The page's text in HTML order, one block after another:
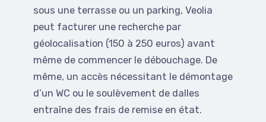
sous une terrasse ou un parking, Veolia
peut facturer une recherche par
géolocalisation (150 à 250 euros) avant
même de commencer le débouchage. De
même, un accès nécessitant le démontage
d’un WC ou le soulèvement de dalles
entraîne des frais de remise en état.